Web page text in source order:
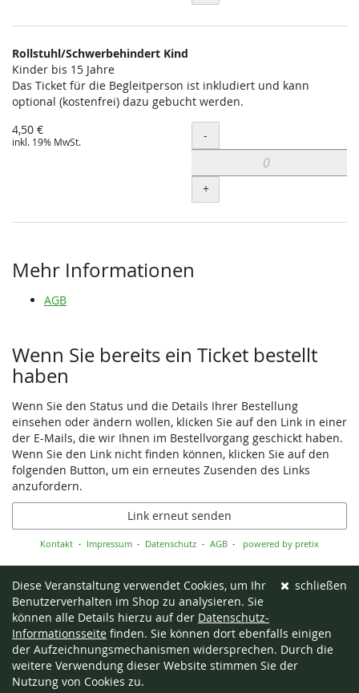
Rollstuhl/Schwerbehindert Kind
Kinder bis 15 Jahre
Das Ticket für die Begleitperson ist inkludiert und kann
optional (kostenfrei) dazu gebucht werden.
4,50 €
inkl. 19% MwSt. Menge
-
+
Mehr Informationen
AGB
Wenn Sie bereits ein Ticket bestellt
haben
Wenn Sie den Status und die Details Ihrer Bestellung
einsehen oder ändern wollen, klicken Sie auf den Link in einer
der E-Mails, die wir Ihnen im Bestellvorgang geschickt haben.
Wenn Sie den Link nicht finden können, klicken Sie auf den
folgenden Button, um ein erneutes Zusenden des Links
anzufordern.
Link erneut senden
Kontakt Impressum Datenschutz AGB powered by pretix
schließen
Diese Veranstaltung verwendet Cookies, um Ihr
Benutzerverhalten im Shop zu analysieren. Sie
können alle Details hierzu auf der Datenschutz-
Informationsseite finden. Sie können dort ebenfalls einigen
der Aufzeichnungsmechanismen widersprechen. Durch die
weitere Verwendung dieser Website stimmen Sie der
Nutzung von Cookies zu.